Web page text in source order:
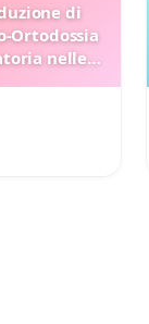
di
Ortodossia
nelle